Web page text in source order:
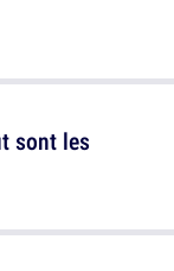
sont les